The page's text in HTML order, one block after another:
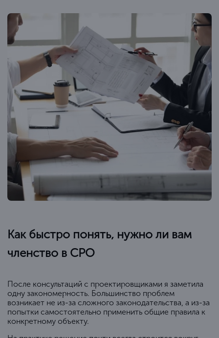
Как быстро понять, нужно ли вам
членство в СРО
После консультаций с проектировщиками я заметила
одну закономерность. Большинство проблем
возникает не из-за сложного законодательства, а из-за
попытки самостоятельно применить общие правила к
конкретному объекту.